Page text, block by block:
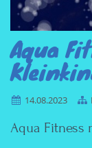
Aqua
14.08.2023
Aqua Fitness